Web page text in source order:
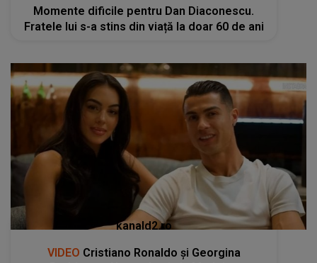
Momente dificile pentru Dan Diaconescu.
Fratele lui s-a stins din viață la doar 60 de ani
kanald2.ro
VIDEO Cristiano Ronaldo și Georgina